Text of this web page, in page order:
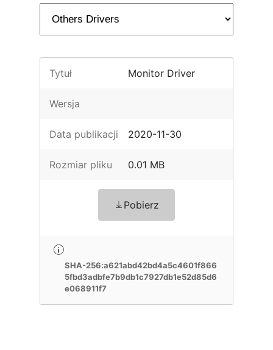
Tytuł Monitor Driver
Wersja
Data publikacji 2020-11-30
Rozmiar pliku 0.01 MB
Pobierz
SHA-256:a621abd42bd4a5c4601f866
5fbd3adbfe7b9db1c7927db1e52d85d6
e068911f7